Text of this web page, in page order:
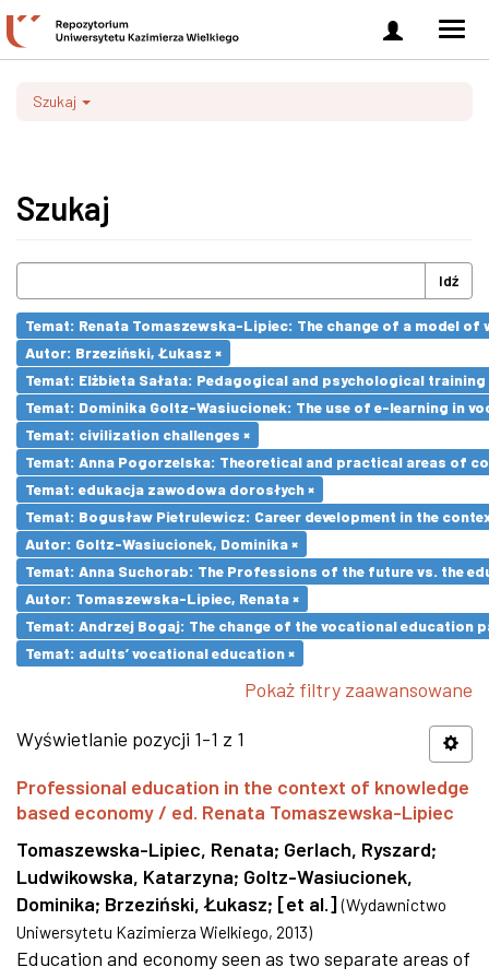
Zaloguj
się
Szukaj
Szukaj
Idź
Temat: Renata Tomaszewska-Lipiec: The change of a model
Autor: Brzeziński, Łukasz ×
Temat: Elżbieta Sałata: Pedagogical and psychological
Temat: Dominika Goltz-Wasiucionek: The use of e-learning in
Temat: civilization challenges ×
Temat: Anna Pogorzelska: Theoretical and practical areas of
Temat: edukacja zawodowa dorosłych ×
Temat: Bogusław Pietrulewicz: Career development in the
Autor: Goltz-Wasiucionek, Dominika ×
Temat: Anna Suchorab: The Professions of the future vs. the
Autor: Tomaszewska-Lipiec, Renata ×
Temat: Andrzej Bogaj: The change of the vocational education
Temat: adults’ vocational education ×
Pokaż filtry zaawansowane
Wyświetlanie pozycji 1-1 z 1
Professional education in the context of knowledge
based economy / ed. Renata Tomaszewska-Lipiec
Tomaszewska-Lipiec, Renata; Gerlach, Ryszard;
Ludwikowska, Katarzyna; Goltz-Wasiucionek,
Dominika; Brzeziński, Łukasz; [et al.] (Wydawnictwo
Uniwersytetu Kazimierza Wielkiego, 2013)
Education and economy seen as two separate areas of